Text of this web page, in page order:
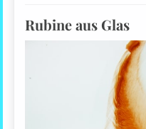
Rubine aus Glas